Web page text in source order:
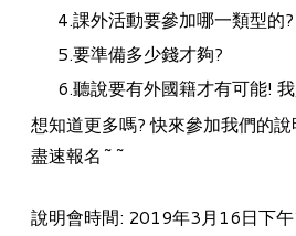
課外活動要參加哪一類型的?
要準備多少錢才夠?
聽說要有外國籍才有可能!
想知道更多嗎? 快來參加我們的
盡速報名~~
說明會時間: 2019年3月16日下